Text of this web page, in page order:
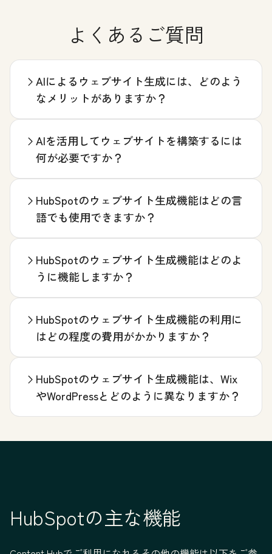
よくあるご質問
AIによるウェブサイト生成には、どのよう
なメリットがありますか？
AIを活用してウェブサイトを構築するには
何が必要ですか？
HubSpotのウェブサイト生成機能はどの言
語でも使用できますか？
HubSpotのウェブサイト生成機能はどのよ
うに機能しますか？
HubSpotのウェブサイト生成機能の利用に
はどの程度の費用がかかりますか？
HubSpotのウェブサイト生成機能は、Wix
やWordPressとどのように異なりますか？
HubSpotの主な機能